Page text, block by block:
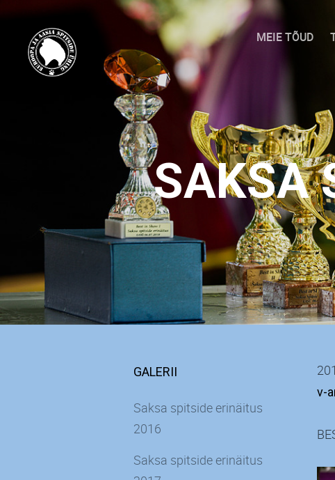
MEIE TÕUD
SAKSA
GALERII
Saksa spitside erinäitus
2016
Saksa spitside erinäitus
v-